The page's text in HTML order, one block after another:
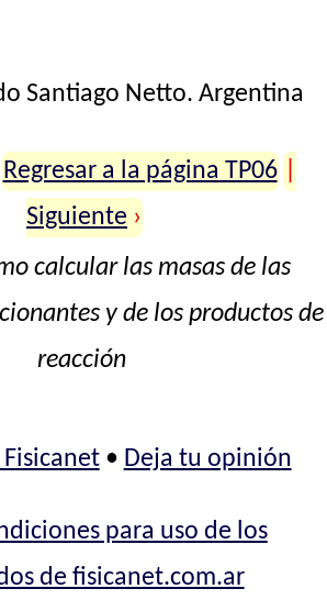
Santiago Netto. Argentina
Regresar a la página TP06
Siguiente ›
calcular las masas de las
y de los productos de
reacción
• Deja tu opinión
para uso de los
de fisicanet.com.ar